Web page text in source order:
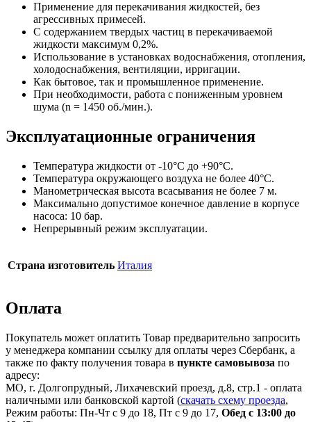
Применение для перекачивания жидкостей, без
агрессивных примесей.
С содержанием твердых частиц в перекачиваемой
жидкости максимум 0,2%.
Использование в установках водоснабжения, отопления,
холодоснабжения, вентиляции, ирригации.
Как бытовое, так и промышленное применение.
При необходимости, работа с пониженным уровнем
шума (n = 1450 об./мин.).
Эксплуатационные ограничения
Температура жидкости от -10°C до +90°C.
Температура окружающего воздуха не более 40°C.
Манометрическая высота всасывания не более 7 м.
Максимально допустимое конечное давление в корпусе
насоса: 10 бар.
Непрерывный режим эксплуатации.
Страна изготовитель Италия
Оплата
Покупатель может оплатить Товар предварительно запросить
у менеджера компании ссылку для оплаты через Сбербанк, а
также по факту получения товара в пункте самовывоза по
адресу:
МО, г. Долгопрудный, Лихачевский проезд, д.8, стр.1 - оплата
наличными или банковской картой (скачать схему проезда,
Режим работы: Пн-Чт с 9 до 18, Пт с 9 до 17, Обед с 13:00 до